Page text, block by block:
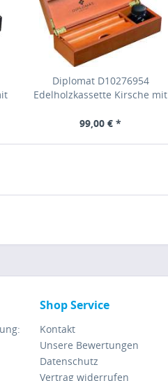
Diplomat D10276954
Edelholzkassette Kirsche mit
99,00 € *
Shop Service
Kontakt
Unsere Bewertungen
Datenschutz
Vertrag widerrufen